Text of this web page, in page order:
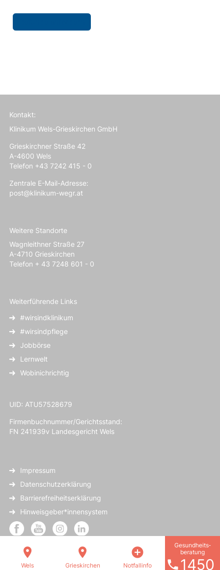
location_on
Wels
location_on
Grieskirchen
add_circle
Notfallinfo phone
Gesundheits­
beratung
1450
Kontakt:
Klinikum Wels-Grieskirchen GmbH
Grieskirchner Straße 42
A-4600 Wels
Telefon +43 7242 415 - 0
Zentrale E-Mail-Adresse:
post@klinikum-wegr.at
Weitere Standorte
Wagnleithner Straße 27
A-4710 Grieskirchen
Telefon + 43 7248 601 - 0
Weiterführende Links
#wirsindklinikum
#wirsindpflege
Jobbörse
Lernwelt
Wobinichrichtig
UID: ATU57528679
Firmenbuchnummer/Gerichtsstand:
FN 241939v Landesgericht Wels
Impressum
Datenschutzerklärung
Barrierefreiheitserklärung
Hinweisgeber*innensystem